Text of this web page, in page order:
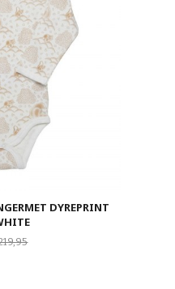
DYREPRINT
Rabatt